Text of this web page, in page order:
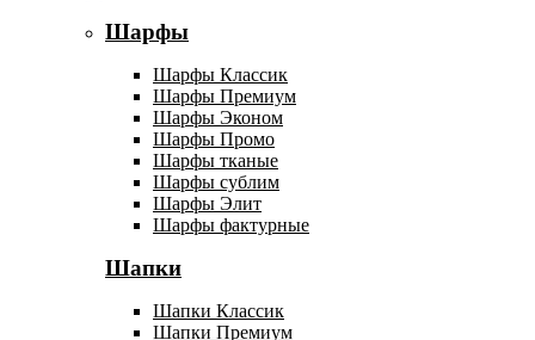
Шарфы
Шарфы Классик
Шарфы Премиум
Шарфы Эконом
Шарфы Промо
Шарфы тканые
Шарфы сублим
Шарфы Элит
Шарфы фактурные
Шапки
Шапки Классик
Шапки Премиум